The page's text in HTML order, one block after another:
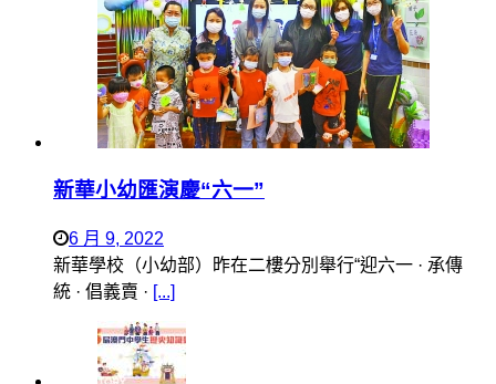
新華小幼匯演慶“六一”
6 月 9, 2022
新華學校（小幼部）昨在二樓分別舉行“迎六一 · 承傳
統 · 倡義賣 · [...]